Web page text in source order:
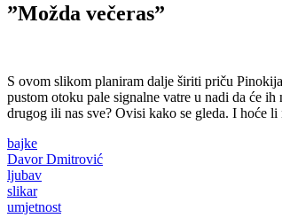
”Možda večeras”
S ovom slikom planiram dalje širiti priču
pustom otoku pale signalne vatre u nadi da će
drugog ili nas sve? Ovisi kako se gleda. I hoće
bajke
Davor Dmitrović
ljubav
slikar
umjetnost